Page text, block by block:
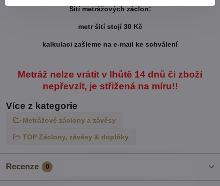
Šití metrážových záclon:
metr šití stojí 30 Kč
kalkulaci zašleme na e-mail ke schválení
Metráž nelze vrátit v lhůtě 14 dnů či zboží
nepřevzít, je střižená na míru!!
Více z kategorie
Metrážové záclony a závěsy
TOP Záclony, závěsy & doplňky
Recenze 0